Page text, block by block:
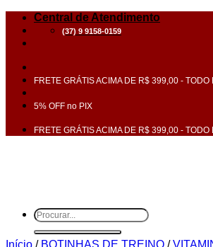
Skip
content
Central de Atendimento
(37) 9 9158-0159
FRETE GRÁTIS ACIMA DE R$ 399,00 - TODO
5% OFF no PIX
FRETE GRÁTIS ACIMA DE R$ 399,00 - TODO
Pesquisar
por:
Início / BOTINHAS DE TREINO /